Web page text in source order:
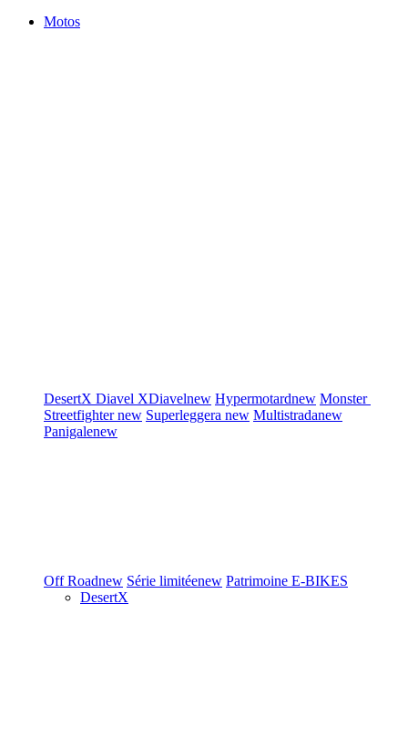
Motos
DesertX Diavel XDiavelnew Hypermotardnew Monster
Streetfighternew Superleggera new Multistradanew
Panigalenew
Off Roadnew Série limitéenew Patrimoine E-BIKES
DesertX